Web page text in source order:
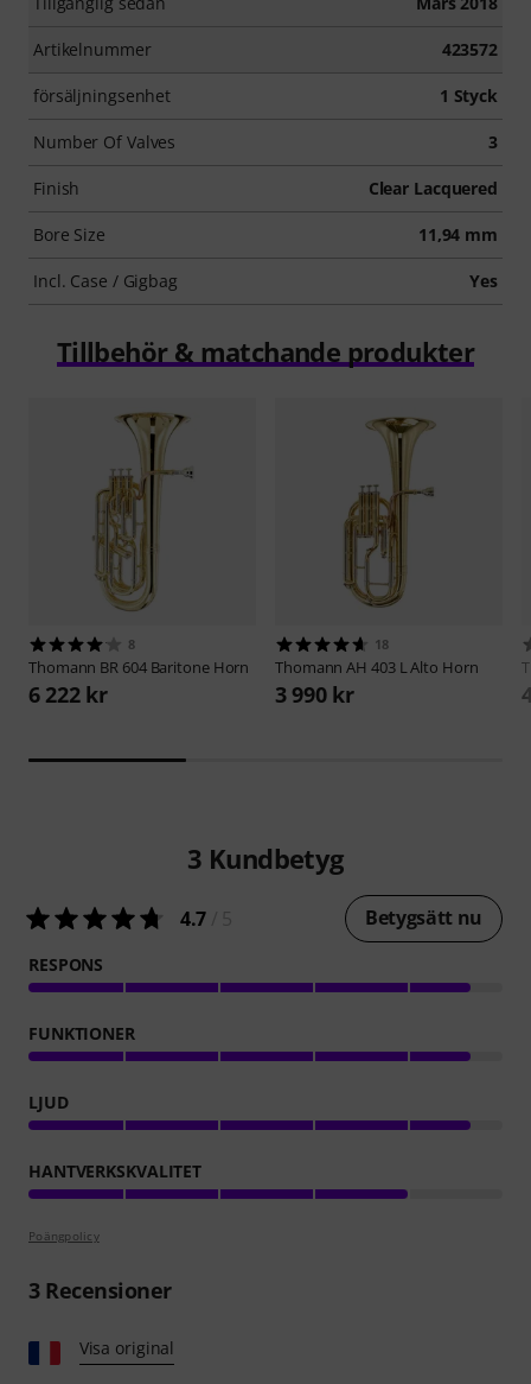
Artikelnummer 423572
försäljningsenhet 1 Styck
Number Of Valves 3
Finish Clear Lacquered
Bore Size 11,94 mm
Incl. Case / Gigbag Yes
Tillbehör & matchande produkter
8
Thomann BR 604 Baritone Horn
6 222 kr
18
ThomannAH 403 L Alto Horn
3 990 kr
3 Kundbetyg
4.7 Betygsätt nu
RESPONS
FUNKTIONER
LJUD
HANTVERKSKVALITET
Poängpolicy
3Recensioner
Visa original